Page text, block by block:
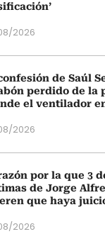
2026
de Saúl
perdido de la
el ventilador
2026
por la que 3
de Jorge
que haya
2026